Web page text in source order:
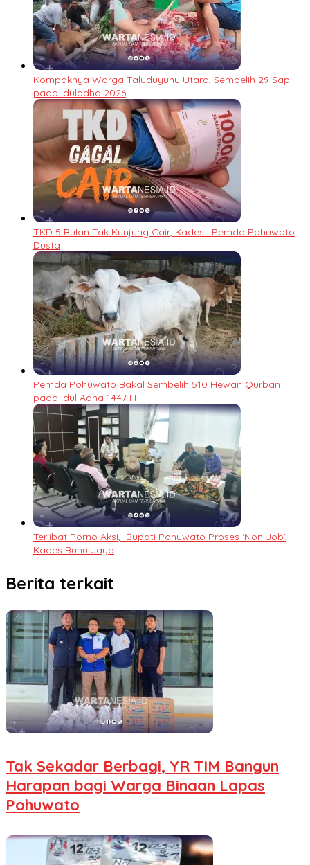
Kompaknya Warga Taluduyunu Utara, Sembelih 29 Sapi
pada Iduladha 2026
TKD 5 Bulan Tak Kunjung Cair, Kades : Pemda Pohuwato
Dusta
Pemda Pohuwato Bakal Sembelih 510 Hewan Qurban
pada Idul Adha 1447 H
Terlibat Porno Aksi, Bupati Pohuwato Proses ‘Non Job’
Kades Buhu Jaya
Berita terkait
Tak Sekadar Berbagi, YR TIM Bangun
Harapan bagi Warga Binaan Lapas
Pohuwato